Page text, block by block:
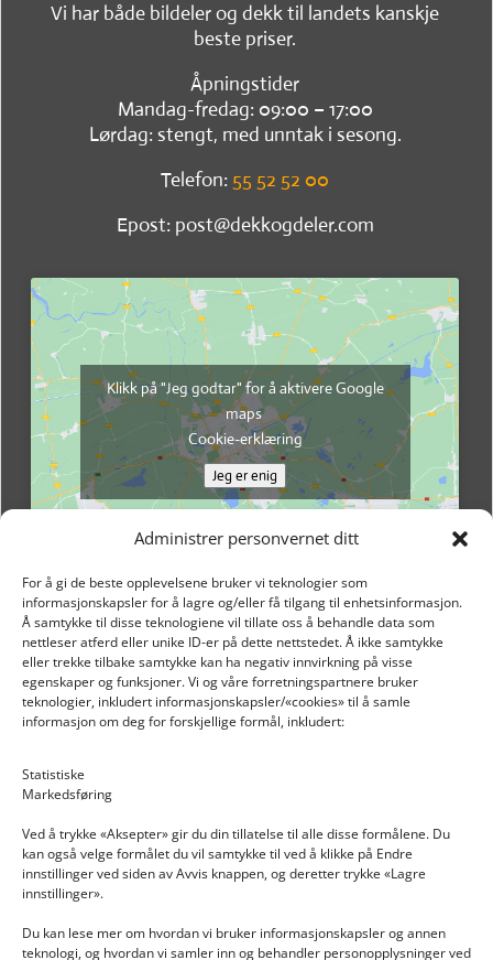
Administrer personvernet ditt
For å gi de beste opplevelsene bruker vi teknologier som
informasjonskapsler for å lagre og/eller få tilgang til enhetsinformasjon.
Å samtykke til disse teknologiene vil tillate oss å behandle data som
nettleser atferd eller unike ID-er på dette nettstedet. Å ikke samtykke
eller trekke tilbake samtykke kan ha negativ innvirkning på visse
egenskaper og funksjoner. Vi og våre forretningspartnere bruker
teknologier, inkludert informasjonskapsler/«cookies» til å samle
informasjon om deg for forskjellige formål, inkludert:
Statistiske
Markedsføring
Ved å trykke «Aksepter» gir du din tillatelse til alle disse formålene. Du
kan også velge formålet du vil samtykke til ved å klikke på Endre
innstillinger ved siden av Avvis knappen, og deretter trykke «Lagre
innstillinger».
Du kan lese mer om hvordan vi bruker informasjonskapsler og annen
teknologi, og hvordan vi samler inn og behandler personopplysninger ved
Vi har både bildeler og dekk til landets kanskje
beste priser.
Åpningstider
Mandag-fredag: 09:00 – 17:00
Lørdag: stengt, med unntak i sesong.
Telefon: 55 52 52 00
Epost: post@dekkogdeler.com
Klikk på "Jeg godtar" for å aktivere Google
maps
Cookie-erklæring
Jeg er enig
INFORMASJON